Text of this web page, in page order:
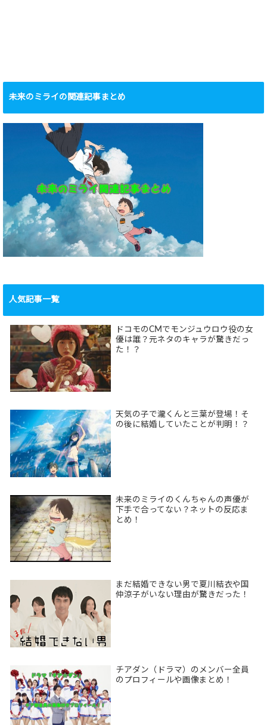
未来のミライの関連記事まとめ
人気記事一覧
ドコモのCMでモンジュウロウ役の女
優は誰？元ネタのキャラが驚きだっ
た！？
天気の子で瀧くんと三葉が登場！そ
の後に結婚していたことが判明！？
未来のミライのくんちゃんの声優が
下手で合ってない？ネットの反応ま
とめ！
まだ結婚できない男で夏川結衣や国
仲涼子がいない理由が驚きだった！
チアダン（ドラマ）のメンバー全員
のプロフィールや画像まとめ！